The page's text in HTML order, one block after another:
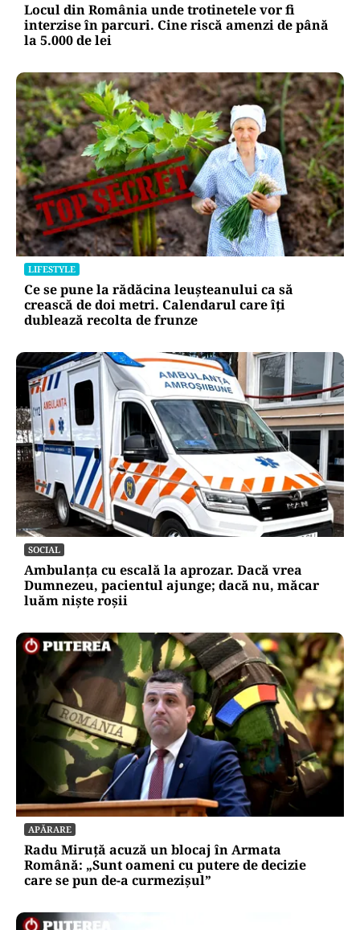
Locul din România unde trotinetele vor fi
interzise în parcuri. Cine riscă amenzi de până
la 5.000 de lei
LIFESTYLE
Ce se pune la rădăcina leușteanului ca să
crească de doi metri. Calendarul care îți
dublează recolta de frunze
SOCIAL
Ambulanța cu escală la aprozar. Dacă vrea
Dumnezeu, pacientul ajunge; dacă nu, măcar
luăm niște roșii
APĂRARE
Radu Miruță acuză un blocaj în Armata
Română: „Sunt oameni cu putere de decizie
care se pun de-a curmezișul”